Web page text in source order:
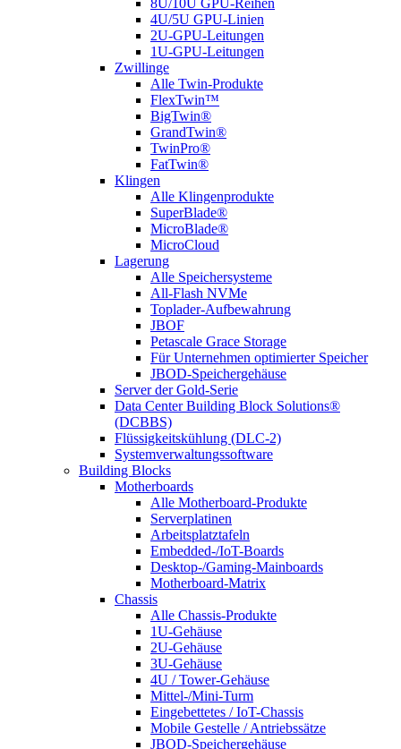
8U/10U GPU-Reihen
4U/5U GPU-Linien
2U-GPU-Leitungen
1U-GPU-Leitungen
Zwillinge
Alle Twin-Produkte
FlexTwin™
BigTwin®
GrandTwin®
TwinPro®
FatTwin®
Klingen
Alle Klingenprodukte
SuperBlade®
MicroBlade®
MicroCloud
Lagerung
Alle Speichersysteme
All-Flash NVMe
Toplader-Aufbewahrung
JBOF
Petascale Grace Storage
Für Unternehmen optimierter Speicher
JBOD-Speichergehäuse
Server der Gold-Serie
Data Center Building Block Solutions®
(DCBBS)
Flüssigkeitskühlung (DLC-2)
Systemverwaltungssoftware
Building Blocks
Motherboards
Alle Motherboard-Produkte
Serverplatinen
Arbeitsplatztafeln
Embedded-/IoT-Boards
Desktop-/Gaming-Mainboards
Motherboard-Matrix
Chassis
Alle Chassis-Produkte
1U-Gehäuse
2U-Gehäuse
3U-Gehäuse
4U / Tower-Gehäuse
Mittel-/Mini-Turm
Eingebettetes / IoT-Chassis
Mobile Gestelle / Antriebssätze
JBOD-Speichergehäuse